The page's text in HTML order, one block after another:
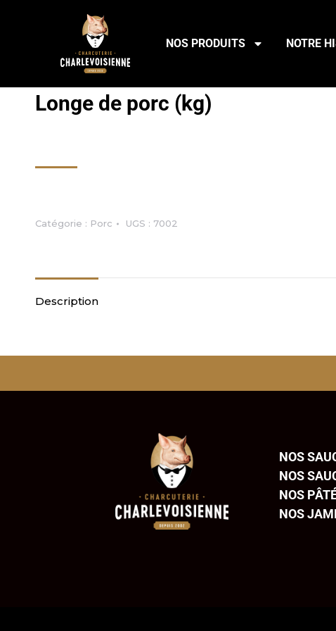
NOS PRODUITS NOTRE
Longe de porc (kg)
Catégorie : Porc UGS : 7002
Description
NOS
NOS
NOS
NOS